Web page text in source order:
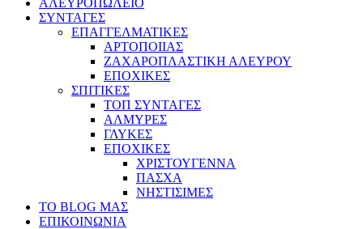
ΑΛΕΥΡΟΠΩΛΕΙΟ
ΣΥΝΤΑΓΕΣ
ΕΠΑΓΓΕΛΜΑΤΙΚΕΣ
ΑΡΤΟΠΟΙΙΑΣ
ΖΑΧΑΡΟΠΛΑΣΤΙΚΗ ΑΛΕΥΡΟΥ
ΕΠΟΧΙΚΕΣ
ΣΠΙΤΙΚΕΣ
ΤΟΠ ΣΥΝΤΑΓΕΣ
ΑΛΜΥΡΕΣ
ΓΛΥΚΕΣ
ΕΠΟΧΙΚΕΣ
ΧΡΙΣΤΟΥΓΕΝΝΑ
ΠΑΣΧΑ
ΝΗΣΤΙΣΙΜΕΣ
ΤΟ BLOG ΜΑΣ
ΕΠΙΚΟΙΝΩΝΙΑ